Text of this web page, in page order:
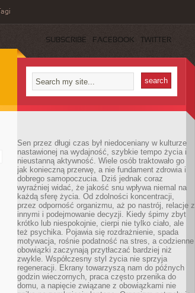
Tagi
SUBSCRIBE FACEBOOK TWITTER
Sen przez długi czas był niedoceniany w kulturze
nastawionej na wydajność, szybkie tempo życia i
nieustanną aktywność. Wiele osób traktowało go
jak konieczną przerwę, a nie fundament zdrowia i
dobrego samopoczucia. Dziś jednak coraz
wyraźniej widać, że jakość snu wpływa niemal na
każdą sferę życia. Od zdolności koncentracji,
przez odporność organizmu, aż po nastrój, relacje z
innymi i podejmowanie decyzji. Kiedy śpimy zbyt
krótko lub niespokojnie, cierpi nie tylko ciało, ale
też psychika. Pojawia się rozdrażnienie, spada
motywacja, rośnie podatność na stres, a codzienne
obowiązki zaczynają przytłaczać bardziej niż
zwykle. Współczesny styl życia nie sprzyja
regeneracji. Ekrany towarzyszą nam do późnych
godzin wieczornych, praca często przenika do
domu, a napięcie związane z obowiązkami nie